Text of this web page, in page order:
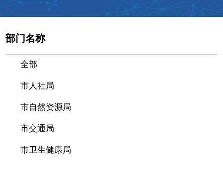
部门名称
全部
市人社局
市自然资源局
市交通局
市卫生健康局